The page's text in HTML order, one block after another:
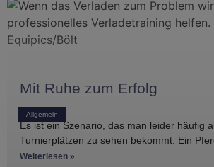
Allgemein
Mit Ruhe zum Erfolg
Es ist ein Szenario, das man leider häufig
Turnierplätzen zu sehen bekommt: Ein
den Anhänger zu
Weiterlesen »